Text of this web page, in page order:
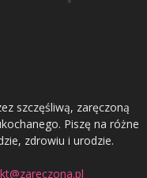
szczęśliwą, zaręczoną
Piszę na różne
zdrowiu i urodzie.